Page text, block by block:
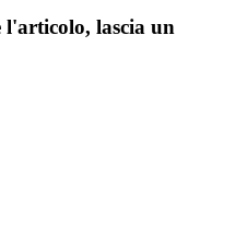
l'articolo, lascia un